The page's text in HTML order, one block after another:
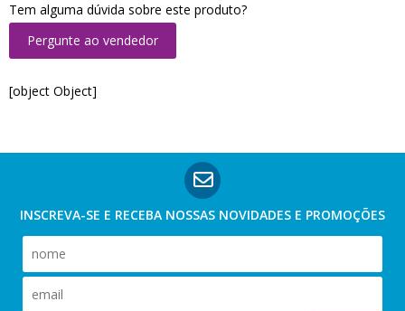
Tem alguma dúvida sobre este produto?
Pergunte ao vendedor
[object Object]
INSCREVA-SE E RECEBA NOSSAS NOVIDADES E PROMOÇÕES